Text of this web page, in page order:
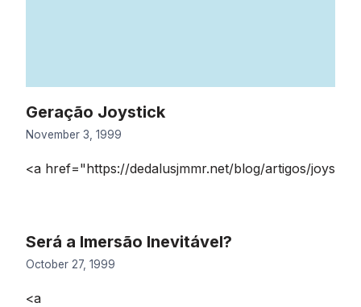
Geração Joystick
November 3, 1999
<a href="https://dedalusjmmr.net/blog/artigos/joys
Será a Imersão Inevitável?
October 27, 1999
<a